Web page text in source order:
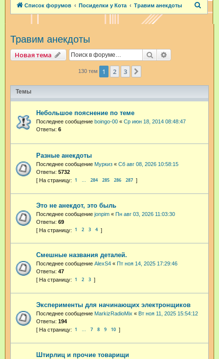
Список форумов Посиделки у Кота Травим анекдоты
Травим анекдоты
Новая тема Поиск
130 тем 1 2 3
Темы
Небольшое пояснение по теме
Последнее сообщение boingo-00 « Ср июн 18, 2014 08:48:47
Ответы: 6
Разные анекдоты
Последнее сообщение Муркиз « Сб авг 08, 2026 10:58:15
Ответы: 5732
1 … 284 285 286 287
Это не анекдот, это быль
Последнее сообщение jonpim « Пн авг 03, 2026 11:03:30
Ответы: 69
1 2 3 4
Смешные названия деталей.
Последнее сообщение AlexS4 « Пт ноя 14, 2025 17:29:46
Ответы: 47
1 2 3
Эксперименты для начинающих электронщиков
Последнее сообщение MarkizRadioMix « Вт ноя 11, 2025 15:54:12
Ответы: 194
1 … 7 8 9 10
Штирлиц и прочие товарищи